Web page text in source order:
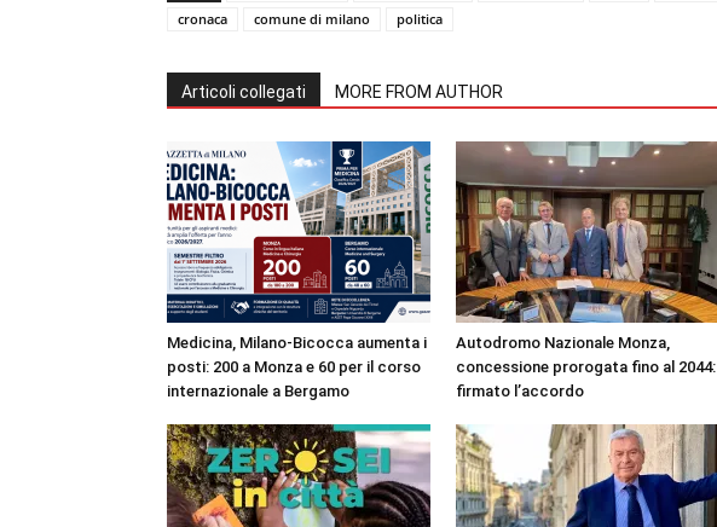
cronaca
comune di milano politica
Articoli collegati MORE FROM AUTHOR
Medicina, Milano-Bicocca aumenta i
posti: 200 a Monza e 60 per il corso
internazionale a Bergamo
Autodromo Nazionale Monza,
concessione prorogata fino al 2044:
firmato l’accordo